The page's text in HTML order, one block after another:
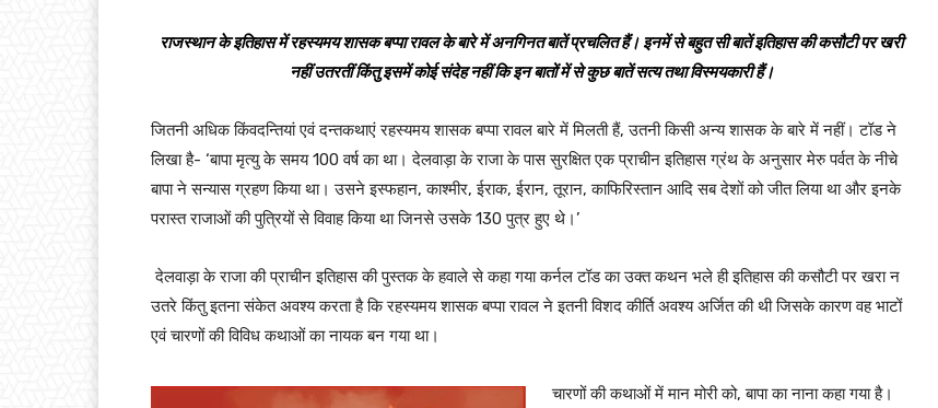
राजस्थान के इतिहास में रहस्यमय शासक बप्पा रावल के बारे में अनगिनत बातें प्रचलित हैं। इनमें से बहुत सी बातें इतिहास की कसौटी पर खरी
नहीं उतरतीं किंतु इसमें कोई संदेह नहीं कि इन बातों में से कुछ बातें सत्य तथा विस्मयकारी हैं।
जितनी अधिक किंवदन्तियां एवं दन्तकथाएं रहस्यमय शासक बप्पा रावल बारे में मिलती हैं, उतनी किसी अन्य शासक के बारे में नहीं। टॉड ने
लिखा है- ‘बापा मृत्यु के समय 100 वर्ष का था। देलवाड़ा के राजा के पास सुरक्षित एक प्राचीन इतिहास ग्रंथ के अनुसार मेरु पर्वत के नीचे
बापा ने सन्यास ग्रहण किया था। उसने इस्फहान, काश्मीर, ईराक, ईरान, तूरान, काफिरिस्तान आदि सब देशों को जीत लिया था और इनके
परास्त राजाओं की पुत्रियों से विवाह किया था जिनसे उसके 130 पुत्र हुए थे।’
देलवाड़ा के राजा की प्राचीन इतिहास की पुस्तक के हवाले से कहा गया कर्नल टॉड का उक्त कथन भले ही इतिहास की कसौटी पर खरा न
उतरे किंतु इतना संकेत अवश्य करता है कि रहस्यमय शासक बप्पा रावल ने इतनी विशद कीर्ति अवश्य अर्जित की थी जिसके कारण वह भाटों
एवं चारणों की विविध कथाओं का नायक बन गया था।
चारणों की कथाओं में मान मोरी को, बापा का नाना कहा गया है।